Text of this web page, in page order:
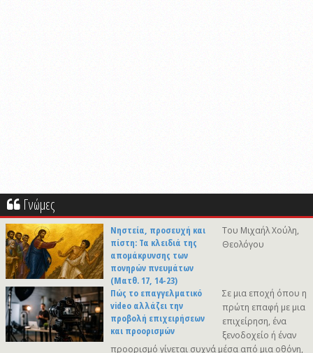
Γνώμες
Νηστεία, προσευχή και
πίστη: Τα κλειδιά της
απομάκρυνσης των
πονηρών πνευμάτων
(Ματθ. 17, 14-23)
Του Μιχαήλ Χούλη,
Θεολόγου
Πώς το επαγγελματικό
video αλλάζει την
προβολή επιχειρήσεων
και προορισμών
Σε μια εποχή όπου η
πρώτη επαφή με μια
επιχείρηση, ένα
ξενοδοχείο ή έναν
προορισμό γίνεται συχνά μέσα από μια οθόνη,